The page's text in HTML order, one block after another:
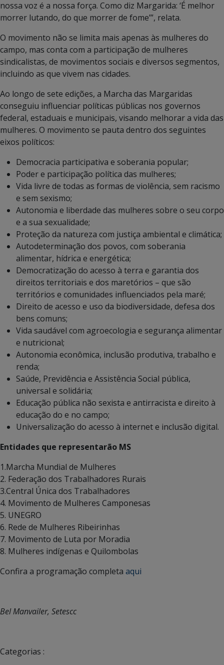
nossa voz é a nossa força. Como diz Margarida: ‘É melhor
morrer lutando, do que morrer de fome’”, relata.
O movimento não se limita mais apenas às mulheres do
campo, mas conta com a participação de mulheres
sindicalistas, de movimentos sociais e diversos segmentos,
incluindo as que vivem nas cidades.
Ao longo de sete edições, a Marcha das Margaridas
conseguiu influenciar políticas públicas nos governos
federal, estaduais e municipais, visando melhorar a vida das
mulheres. O movimento se pauta dentro dos seguintes
eixos políticos:
Democracia participativa e soberania popular;
Poder e participação política das mulheres;
Vida livre de todas as formas de violência, sem racismo
e sem sexismo;
Autonomia e liberdade das mulheres sobre o seu corpo
e a sua sexualidade;
Proteção da natureza com justiça ambiental e climática;
Autodeterminação dos povos, com soberania
alimentar, hídrica e energética;
Democratização do acesso à terra e garantia dos
direitos territoriais e dos maretórios – que são
territórios e comunidades influenciados pela maré;
Direito de acesso e uso da biodiversidade, defesa dos
bens comuns;
Vida saudável com agroecologia e segurança alimentar
e nutricional;
Autonomia econômica, inclusão produtiva, trabalho e
renda;
Saúde, Previdência e Assistência Social pública,
universal e solidária;
Educação pública não sexista e antirracista e direito à
educação do e no campo;
Universalização do acesso à internet e inclusão digital.
Entidades que representarão MS
1.Marcha Mundial de Mulheres
2. Federação dos Trabalhadores Rurais
3.Central Única dos Trabalhadores
4. Movimento de Mulheres Camponesas
5. UNEGRO
6. Rede de Mulheres Ribeirinhas
7. Movimento de Luta por Moradia
8. Mulheres indígenas e Quilombolas
Confira a programação completa aqui
Bel Manvailer, Setescc
Categorias :